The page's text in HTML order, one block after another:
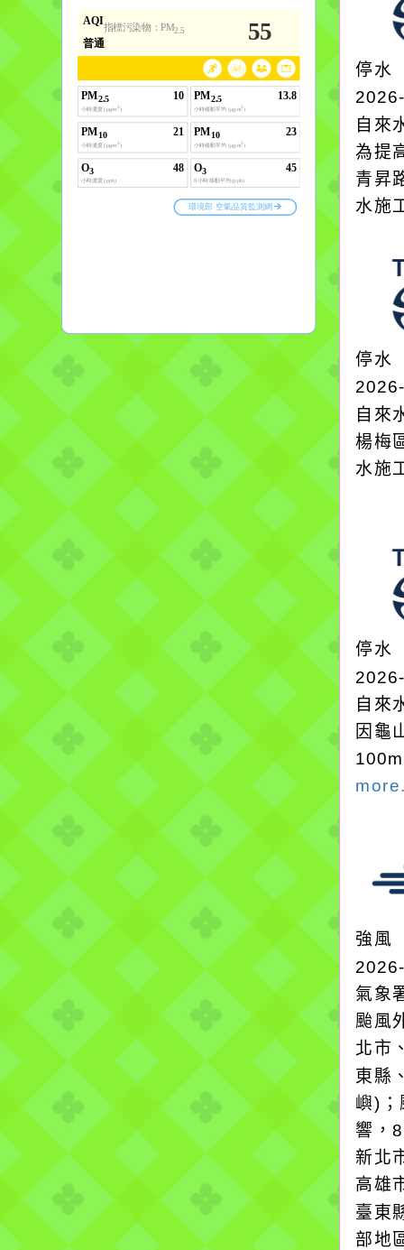
停水
自來
為提
青昇
水施
停水
自來
楊梅
水施
停水
自來
因龜
強風
氣象
颱風
北市
東縣
嶼)；
響，
新北
高雄
臺東
部地